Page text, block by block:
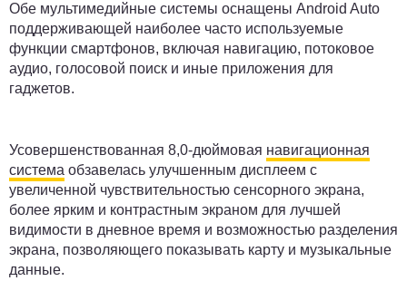
Обе мультимедийные системы оснащены Android Auto
поддерживающей наиболее часто используемые
функции смартфонов, включая навигацию, потоковое
аудио, голосовой поиск и иные приложения для
гаджетов.
Усовершенствованная 8,0-дюймовая навигационная
система обзавелась улучшенным дисплеем с
увеличенной чувствительностью сенсорного экрана,
более ярким и контрастным экраном для лучшей
видимости в дневное время и возможностью разделения
экрана, позволяющего показывать карту и музыкальные
данные.